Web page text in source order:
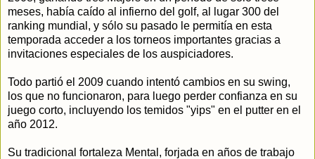
meses, había caído al infierno del golf, al lugar 300 del
ranking mundial, y sólo su pasado le permitía en esta
temporada acceder a los torneos importantes gracias a
invitaciones especiales de los auspiciadores.
Todo partió el 2009 cuando intentó cambios en su swing,
los que no funcionaron, para luego perder confianza en su
juego corto, incluyendo los temidos "yips" en el putter en el
año 2012.
Su tradicional fortaleza Mental, forjada en años de trabajo